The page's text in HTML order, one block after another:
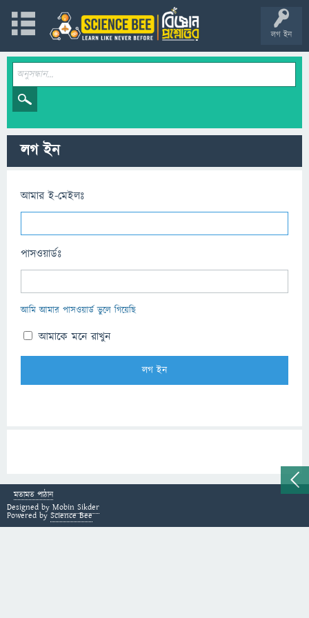
লগ ইন
লগ ইন
আমার ই-মেইলঃ
পাসওয়ার্ডঃ
আমি আমার পাসওয়ার্ড ভুলে গিয়েছি
আমাকে মনে রাখুন
মতামত পাঠান
Designed by Mobin Sikder
Powered by Science Bee